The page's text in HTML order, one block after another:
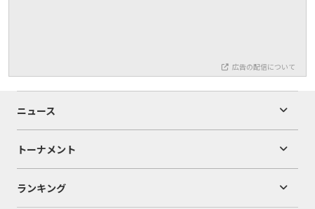
広告の配信について
ニュース
トーナメント
ランキング